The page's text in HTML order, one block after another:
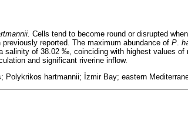
Cells tend to become round or disrupted
reported. The maximum abundance of P.
salinity of 38.02 ‰, coinciding with highest values of
and significant riverine inflow.
Polykrikos hartmannii; İzmir Bay; eastern